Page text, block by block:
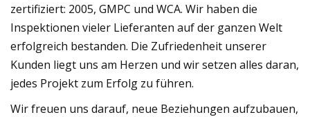
zertifiziert: 2005, GMPC und WCA. Wir haben die
Inspektionen vieler Lieferanten auf der ganzen Welt
erfolgreich bestanden. Die Zufriedenheit unserer
Kunden liegt uns am Herzen und wir setzen alles daran,
jedes Projekt zum Erfolg zu führen.
Wir freuen uns darauf, neue Beziehungen aufzubauen,